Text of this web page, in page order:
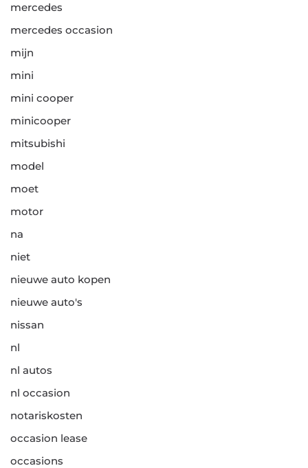
mercedes
mercedes occasion
mijn
mini
mini cooper
minicooper
mitsubishi
model
moet
motor
na
niet
nieuwe auto kopen
nieuwe auto's
nissan
nl
nl autos
nl occasion
notariskosten
occasion lease
occasions